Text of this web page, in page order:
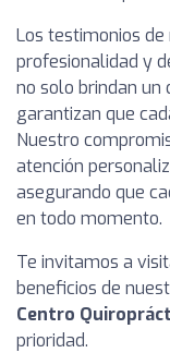
Los testimonios
profesionalidad y
no solo brindan un
garantizan que
Nuestro
atención
asegurando que
en todo momento.
Te invitamos a
beneficios de
Centro
prioridad.